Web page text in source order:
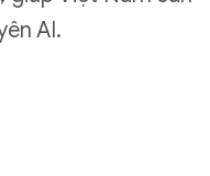
AI.